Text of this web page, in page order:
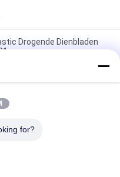
Drogende Dienbladen
75 * 55 * 5cm voor
Drogend Dienbladen en
for?